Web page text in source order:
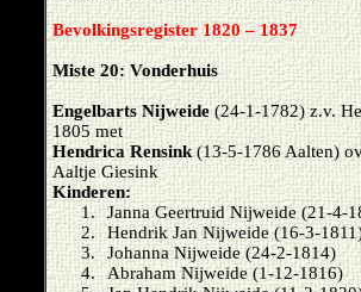
Bevolkingsregister 1820 – 1837
Miste 20: Vonderhuis
Engelbarts Nijweide(24-1-1782) z.v.
1805 met
Hendrica Rensink(13-5-1786 Aalten)
Aaltje Giesink
Kinderen:
1.
Janna Geertruid Nijweide (21-4-
2.
Hendrik Jan Nijweide (16-3-
3.
Johanna Nijweide (24-2-1814)
4.
Abraham Nijweide (1-12-1816)